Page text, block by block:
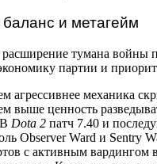
и метагейм
тумана войны
партии и
агрессивнее механика
выше ценность
Dota 2 патч 7.40 и
Observer Ward и Sentry
с активным вардингом